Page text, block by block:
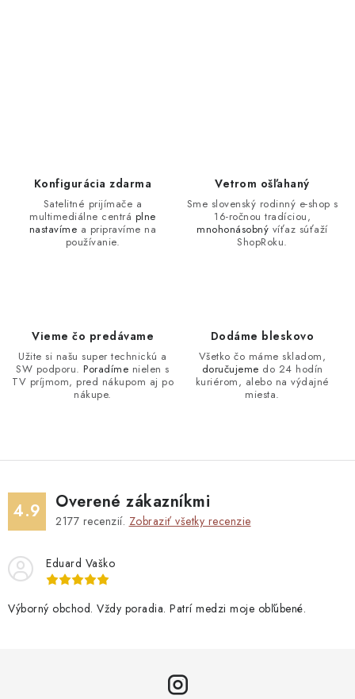
Konfigurácia zdarma
Satelitné prijímače a
multimediálne centrá plne
nastavíme a pripravíme na
používanie.
Vetrom ošľahaný
Sme slovenský rodinný e-shop s
16-ročnou tradíciou,
mnohonásobný víťaz súťaží
ShopRoku.
Vieme čo predávame
Užite si našu super technickú a
SW podporu. Poradíme nielen s
TV príjmom, pred nákupom aj po
nákupe.
Dodáme bleskovo
Všetko čo máme skladom,
doručujeme do 24 hodín
kuriérom, alebo na výdajné
miesta.
4.9 Overené zákazníkmi
2177 recenzií. Zobraziť všetky recenzie
Eduard Vaško
Výborný obchod. Vždy poradia. Patrí medzi moje obľúbené.